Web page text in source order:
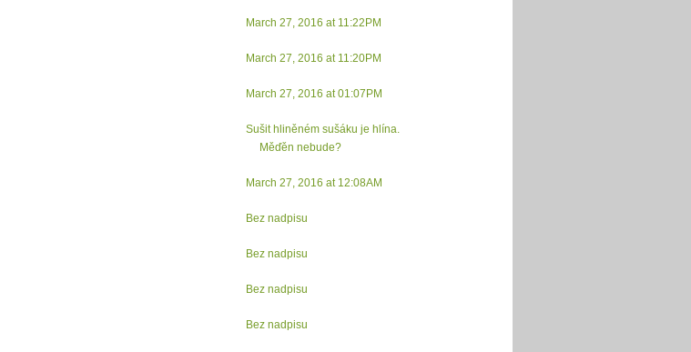
March 27, 2016 at 11:22PM
March 27, 2016 at 11:20PM
March 27, 2016 at 01:07PM
Sušit hliněném sušáku je hlína.
Měďěn nebude?
March 27, 2016 at 12:08AM
Bez nadpisu
Bez nadpisu
Bez nadpisu
Bez nadpisu